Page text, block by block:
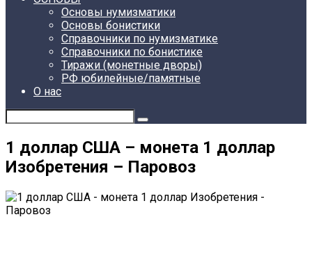
Основы нумизматики
Основы бонистики
Справочники по нумизматике
Справочники по бонистике
Тиражи (монетные дворы)
РФ юбилейные/памятные
О нас
1 доллар США – монета 1 доллар
Изобретения – Паровоз